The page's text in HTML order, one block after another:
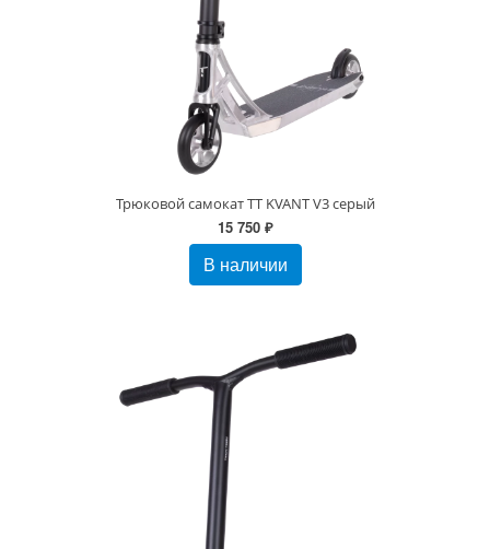
Трюковой самокат TT KVANT V3 серый
15 750 ₽
В наличии